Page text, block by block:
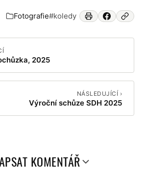
Zařazeno v:
Fotografie#koledy
2025
NÁSLEDUJÍCÍ ›
Výroční schůze SDH 2025
KOMENTÁŘ